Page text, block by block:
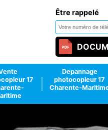
Être rappelé
17
Depannage
photocopieur 17
Charente-